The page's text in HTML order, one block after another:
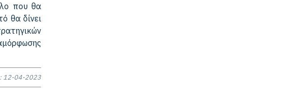
που θα
θα δίνει
12-04-2023